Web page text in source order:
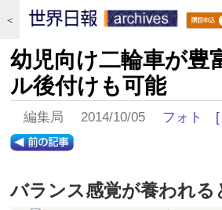
＜
幼児向け二輪車が豊
ル後付けも可能
編集局 2014/10/05 フォト
バランス感覚が養われる